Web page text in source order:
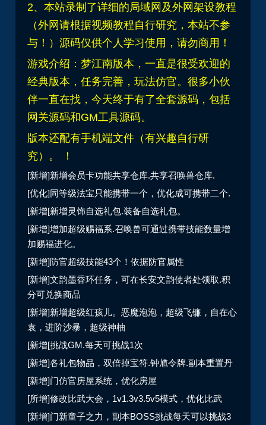
2、本站录制了详细的局域网及外网架设教程
（外网请根据视频教程自行研究，本站不参
与！）源码仅供个人学习使用，请勿商用！
游戏介绍：梦江南版本，一直是很受欢迎的
经典版本，任务完善，玩法仿官。很多小伙
伴一直在找，今天终于有了全套源码，包括
网关源码和GM工具源码。
版本还配有手机端文件（有兴趣自行研
究）。 ！
[新增]新增会员卡功能共享仓库.共享召唤兽仓库.
[优化]同等级法宝只能携带一个，优化成可携带二个.
[新增[新增灵饰自选礼包.装备自选礼包。
[新增]增加超级赐福系.召唤兽可通过携带技能数量增
加赐福进化。
[新增]防官超级技能43个！依据防官属性
[新增]文韵墨香环任务，可在长安文韵使者处领取.积
分可兑换商品
[新增]新增超级红孩儿。恶魔泡泡，超级飞镰，自在心
袁，进阶沙暴，超级神柚
[新增[挑战GM.每天可挑战1次
[新增]各礼包物品，双倍掉宝符.钟馗令牌.副本重置丹
[新增]门仿官房屋系统，优化房屋
[所增]修改比武大会，1v1.3v3.5v5模式，优化比武
[新增]门新童子之力，副本BOSS挑战每天可以挑战3